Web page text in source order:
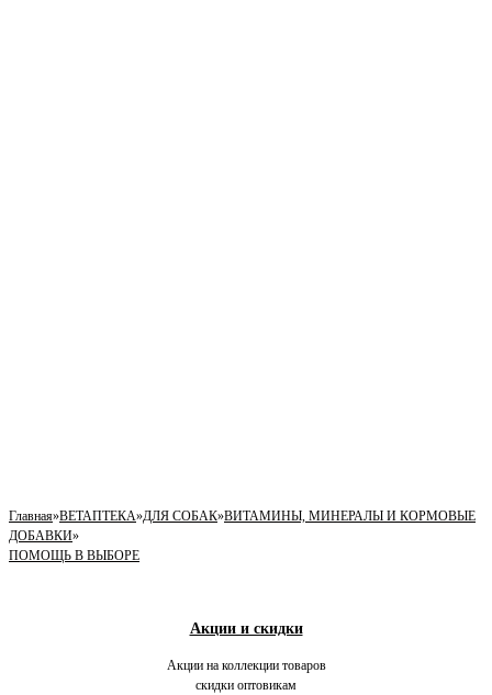
Главная»ВЕТАПТЕКА»ДЛЯ СОБАК»ВИТАМИНЫ, МИНЕРАЛЫ И КОРМОВЫЕ
ДОБАВКИ»
ПОМОЩЬ В ВЫБОРЕ
Акции и скидки
Акции на коллекции товаров
скидки оптовикам